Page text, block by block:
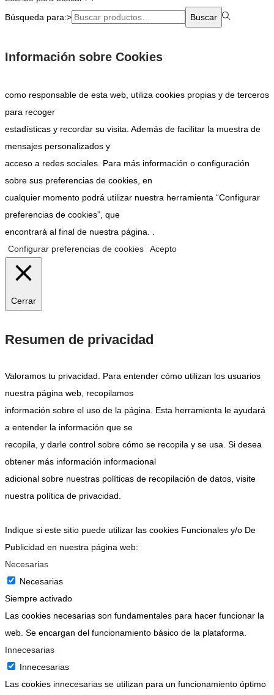
Búsqueda para:>
Buscar
Información sobre Cookies
como responsable de esta web, utiliza cookies propias y de terceros
para recoger
estadísticas y recordar su visita. Además de facilitar la muestra de
mensajes personalizados y
acceso a redes sociales. Para más información o configuración
sobre sus preferencias de cookies, en
cualquier momento podrá utilizar nuestra herramienta “Configurar
preferencias de cookies”, que
encontrará al final de nuestra página. .
Configurar preferencias de cookies
Acepto
Cerrar
Resumen de privacidad
Valoramos tu privacidad. Para entender cómo utilizan los usuarios
nuestra página web, recopilamos
información sobre el uso de la página. Esta herramienta le ayudará
a entender la información que se
recopila, y darle control sobre cómo se recopila y se usa. Si desea
obtener más información informacional
adicional sobre nuestras políticas de recopilación de datos, visite
nuestra política de privacidad.
Indique si este sitio puede utilizar las cookies Funcionales y/o De
Publicidad en nuestra página web:
Necesarias
Necesarias
Siempre activado
Las cookies necesarias son fundamentales para hacer funcionar la
web. Se encargan del funcionamiento básico de la plataforma.
Innecesarias
Innecesarias
Las cookies innecesarias se utilizan para un funcionamiento óptimo